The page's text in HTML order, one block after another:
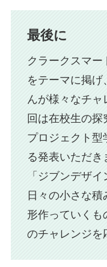
最後に
クラークスマー
をテーマに掲げ
んが様々なチ
回は在校生の
プロジェクト型
る発表いただき
「ジブンデザ
日々の小さな
形作っていくも
のチャレンジを